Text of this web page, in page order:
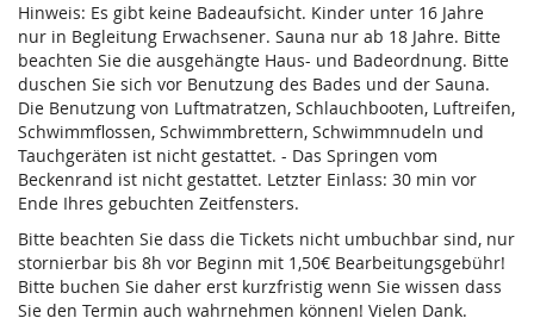
Hinweis: Es gibt keine Badeaufsicht. Kinder unter 16 Jahre
nur in Begleitung Erwachsener. Sauna nur ab 18 Jahre. Bitte
beachten Sie die ausgehängte Haus- und Badeordnung. Bitte
duschen Sie sich vor Benutzung des Bades und der Sauna.
Die Benutzung von Luftmatratzen, Schlauchbooten, Luftreifen,
Schwimmflossen, Schwimmbrettern, Schwimmnudeln und
Tauchgeräten ist nicht gestattet. - Das Springen vom
Beckenrand ist nicht gestattet. Letzter Einlass: 30 min vor
Ende Ihres gebuchten Zeitfensters.
Bitte beachten Sie dass die Tickets nicht umbuchbar sind, nur
stornierbar bis 8h vor Beginn mit 1,50€ Bearbeitungsgebühr!
Bitte buchen Sie daher erst kurzfristig wenn Sie wissen dass
Sie den Termin auch wahrnehmen können! Vielen Dank.